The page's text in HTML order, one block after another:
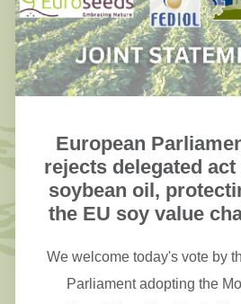
European
rejects delegated act
soybean oil,
the EU soy value
We welcome today's vote by
Parliament adopting the